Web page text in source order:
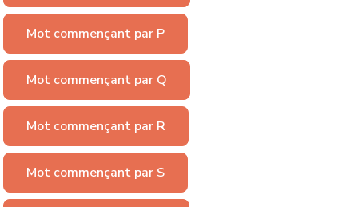
Mot commençant par P
Mot commençant par Q
Mot commençant par R
Mot commençant par S